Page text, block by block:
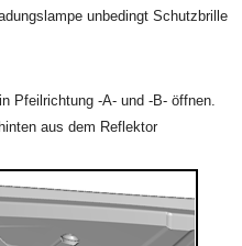
unbedingt Schutzbrille
Pfeilrichtung -A- und -B- öffnen.
aus dem Reflektor